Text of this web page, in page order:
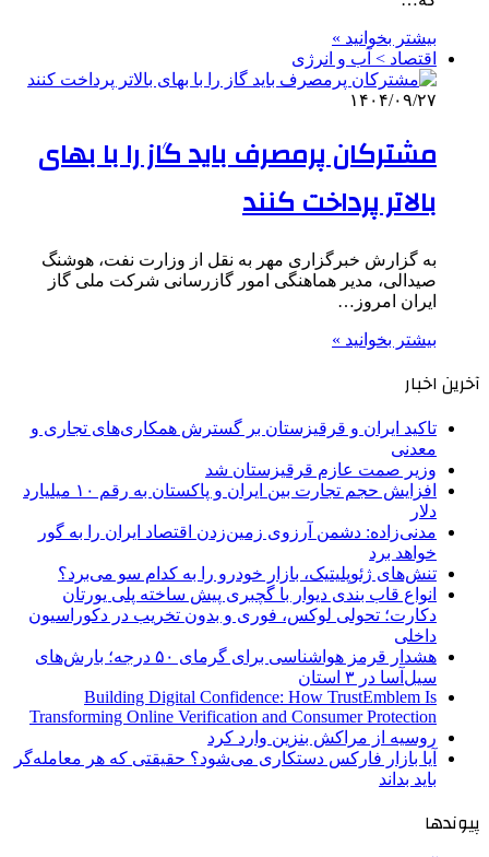
بیشتر بخوانید »
اقتصاد > آب و انرژی
۱۴۰۴/۰۹/۲۷
مشترکان پرمصرف باید گاز را با بهای
بالاتر پرداخت کنند
به گزارش خبرگزاری مهر به نقل از وزارت نفت، هوشنگ
صیدالی، مدیر هماهنگی امور گازرسانی شرکت ملی گاز
ایران امروز…
بیشتر بخوانید »
آخرین اخبار
تاکید ایران و قرقیزستان بر گسترش همکاری‌های تجاری و
معدنی
وزیر صمت عازم قرقیزستان شد
افزایش حجم تجارت بین ایران و پاکستان به رقم ۱۰ میلیارد
دلار
مدنی‌زاده: دشمن آرزوی زمین‌زدن اقتصاد ایران را به گور
خواهد برد
تنش‌های ژئوپلیتیک، بازار خودرو را به کدام سو می‌برد؟
انواع قاب بندی دیوار با گچبری پیش ساخته پلی یورتان
دکارت؛ تحولی لوکس، فوری و بدون تخریب در دکوراسیون
داخلی
هشدار قرمز هواشناسی برای گرمای ۵۰ درجه؛ بارش‌های
سیل‌آسا در ۳ استان
Building Digital Confidence: How TrustEmblem Is
Transforming Online Verification and Consumer Protection
روسیه از مراکش بنزین وارد کرد
آیا بازار فارکس دستکاری می‌شود؟ حقیقتی که هر معامله‌گر
باید بداند
پیوندها